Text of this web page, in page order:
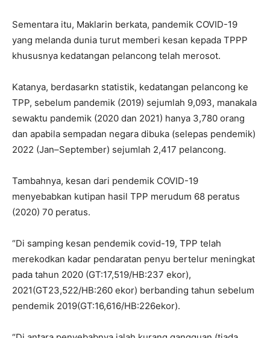
Sementara itu, Maklarin berkata, pandemik COVID-19
yang melanda dunia turut memberi kesan kepada TPPP
khususnya kedatangan pelancong telah merosot.
Katanya, berdasarkn statistik, kedatangan pelancong ke
TPP, sebelum pandemik (2019) sejumlah 9,093, manakala
sewaktu pandemik (2020 dan 2021) hanya 3,780 orang
dan apabila sempadan negara dibuka (selepas pendemik)
2022 (Jan–September) sejumlah 2,417 pelancong.
Tambahnya, kesan dari pendemik COVID-19
menyebabkan kutipan hasil TPP merudum 68 peratus
(2020) 70 peratus.
“Di samping kesan pendemik covid-19, TPP telah
merekodkan kadar pendaratan penyu bertelur meningkat
pada tahun 2020 (GT:17,519/HB:237 ekor),
2021(GT23,522/HB:260 ekor) berbanding tahun sebelum
pendemik 2019(GT:16,616/HB:226ekor).